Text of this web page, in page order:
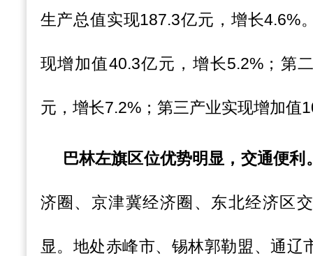
生产总值实现187.3亿元，增长4.6%
现增加值40.3亿元，增长5.2%；第
元，增长7.2%；第三产业实现增加值
巴林左旗区位优势明显，交通便利
济圈、京津冀经济圈、东北经济区
显。地处赤峰市、锡林郭勒盟、通辽